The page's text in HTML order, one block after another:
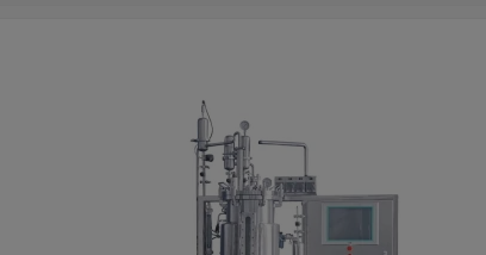
de aire 1 vvm o caudal de O2
bomba peristáltica.
mediante bomba peristáltica
eléctrico: fuente de agua agregada de 5ºC a 70ºC